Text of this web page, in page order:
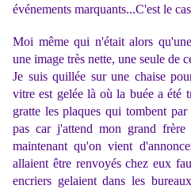
événements marquants...C'est le
Moi même qui n'était alors
une image très nette, une seule de
Je suis quillée sur une chaise
vitre est gelée là où la buée a été
gratte les plaques qui tombent
pas car j'attend mon grand
maintenant qu'on vient
allaient être renvoyés chez eux
encriers gelaient dans les